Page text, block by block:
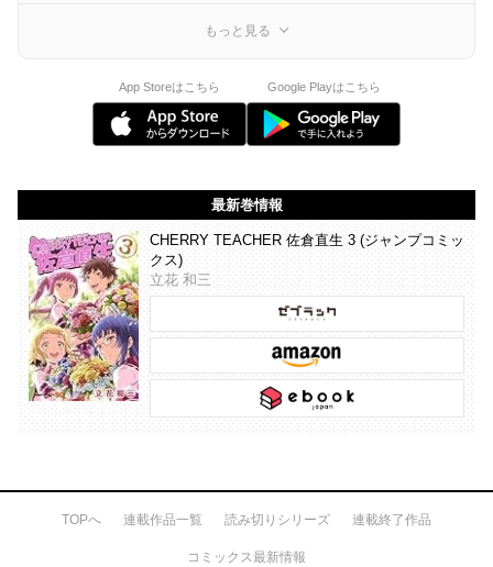
もっと見る
App Storeはこちら Google Playはこちら
最新巻情報
CHERRY TEACHER 佐倉直生 3 (ジャンプコミッ
クス)
立花 和三
TOPへ 連載作品一覧 読み切りシリーズ 連載終了作品
コミックス最新情報